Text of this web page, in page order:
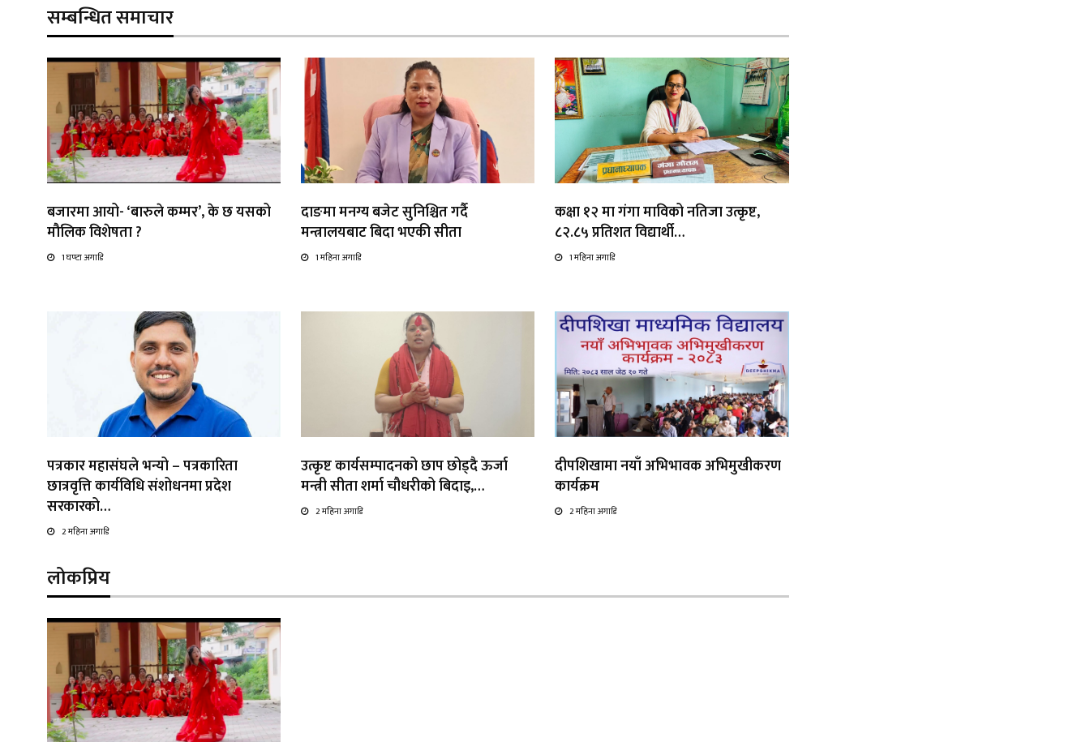
सम्बन्धित समाचार
बजारमा आयो- ‘बारुले कम्मर’, के छ यसको
मौलिक विशेषता ?
1 घण्टा अगाडि
दाङमा मनग्य बजेट सुनिश्चित गर्दै
मन्त्रालयबाट बिदा भएकी सीता
1 महिना अगाडि
कक्षा १२ मा गंगा माविको नतिजा उत्कृष्ट,
८२.८५ प्रतिशत विद्यार्थी…
1 महिना अगाडि
पत्रकार महासंघले भन्यो – पत्रकारिता
छात्रवृत्ति कार्यविधि संशोधनमा प्रदेश
सरकारको…
2 महिना अगाडि
उत्कृष्ट कार्यसम्पादनको छाप छोड्दै ऊर्जा
मन्त्री सीता शर्मा चौधरीको बिदाइ,…
2 महिना अगाडि
दीपशिखामा नयाँ अभिभावक अभिमुखीकरण
कार्यक्रम
2 महिना अगाडि
लोकप्रिय